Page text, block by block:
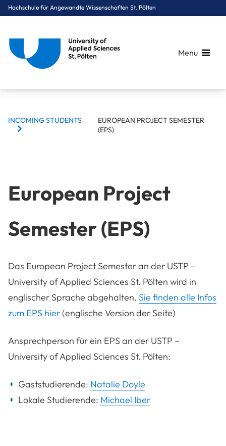
Hochschule für Angewandte Wissenschaften St. Pölten
Menu
You are here:
Students
Project Semester (EPS)
BREADCRUMBS
INCOMING STUDENTS
EUROPEAN PROJECT SEMESTER
(EPS)
European Project
Semester (EPS)
Das European Project Semester an der USTP –
University of Applied Sciences St. Pölten wird in
englischer Sprache abgehalten. Sie finden alle Infos
zum EPS hier (englische Version der Seite)
Ansprechperson für ein EPS an der USTP –
University of Applied Sciences St. Pölten:
Gaststudierende: Natalie Doyle
Lokale Studierende: Michael Iber